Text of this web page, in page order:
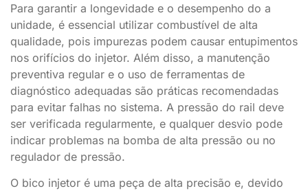
Para garantir a longevidade e o desempenho do a
unidade, é essencial utilizar combustível de alta
qualidade, pois impurezas podem causar entupimentos
nos orifícios do injetor. Além disso, a manutenção
preventiva regular e o uso de ferramentas de
diagnóstico adequadas são práticas recomendadas
para evitar falhas no sistema. A pressão do rail deve
ser verificada regularmente, e qualquer desvio pode
indicar problemas na bomba de alta pressão ou no
regulador de pressão.
O bico injetor é uma peça de alta precisão e, devido